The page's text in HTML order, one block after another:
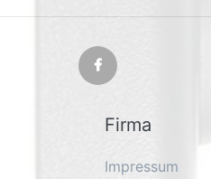
Firma
Impressum